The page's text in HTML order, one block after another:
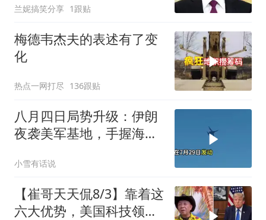
兰妮搞笑分享 1跟贴
梅德韦杰夫的表述有了变
化
热点一网打尽 136跟贴
八月四日局势升级：伊朗
夜袭美军基地，手握海峡
小雪有话说
【崔哥天天侃8/3】靠着这
六大优势，美国科技领军